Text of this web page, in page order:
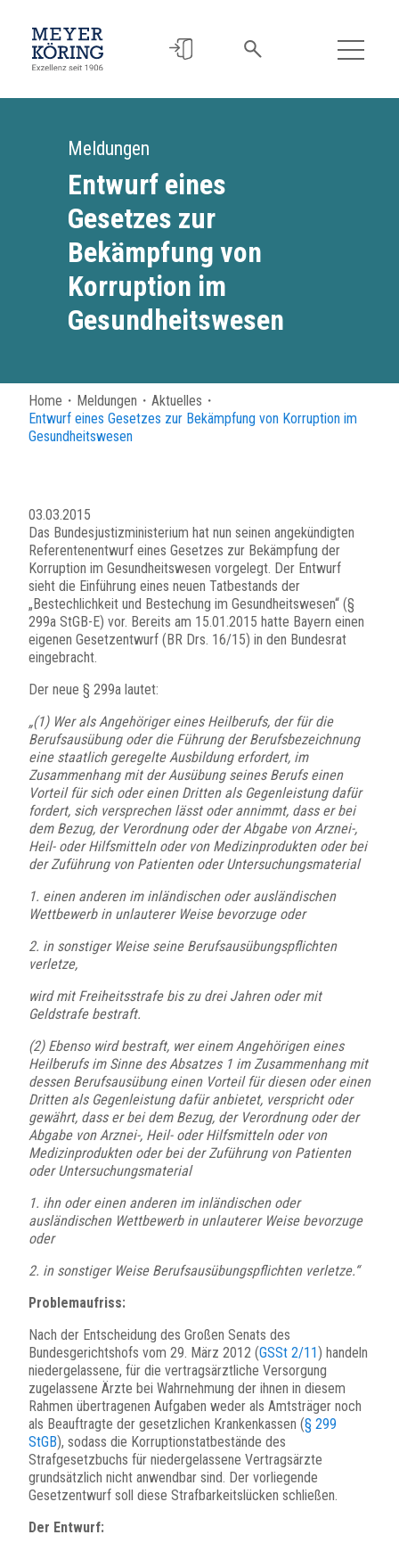
Meldungen
Entwurf eines
Gesetzes zur
Bekämpfung von
Korruption im
Gesundheitswesen
Home ・ Meldungen ・ Aktuelles ・
Entwurf eines Gesetzes zur Bekämpfung von Korruption im
Gesundheitswesen
03.03.2015
Das Bundesjustizministerium hat nun seinen angekündigten
Referentenentwurf eines Gesetzes zur Bekämpfung der
Korruption im Gesundheitswesen vorgelegt. Der Entwurf
sieht die Einführung eines neuen Tatbestands der
„Bestechlichkeit und Bestechung im Gesundheitswesen“ (§
299a StGB-E) vor. Bereits am 15.01.2015 hatte Bayern einen
eigenen Gesetzentwurf (BR Drs. 16/15) in den Bundesrat
eingebracht.
Der neue § 299a lautet:
„(1) Wer als Angehöriger eines Heilberufs, der für die
Berufsausübung oder die Führung der Berufsbezeichnung
eine staatlich geregelte Ausbildung erfordert, im
Zusammenhang mit der Ausübung seines Berufs einen
Vorteil für sich oder einen Dritten als Gegenleistung dafür
fordert, sich versprechen lässt oder annimmt, dass er bei
dem Bezug, der Verordnung oder der Abgabe von Arznei-,
Heil- oder Hilfsmitteln oder von Medizinprodukten oder bei
der Zuführung von Patienten oder Untersuchungsmaterial
1. einen anderen im inländischen oder ausländischen
Wettbewerb in unlauterer Weise bevorzuge oder
2. in sonstiger Weise seine Berufsausübungspflichten
verletze,
wird mit Freiheitsstrafe bis zu drei Jahren oder mit
Geldstrafe bestraft.
(2) Ebenso wird bestraft, wer einem Angehörigen eines
Heilberufs im Sinne des Absatzes 1 im Zusammenhang mit
dessen Berufsausübung einen Vorteil für diesen oder einen
Dritten als Gegenleistung dafür anbietet, verspricht oder
gewährt, dass er bei dem Bezug, der Verordnung oder der
Abgabe von Arznei-, Heil- oder Hilfsmitteln oder von
Medizinprodukten oder bei der Zuführung von Patienten
oder Untersuchungsmaterial
1. ihn oder einen anderen im inländischen oder
ausländischen Wettbewerb in unlauterer Weise bevorzuge
oder
2. in sonstiger Weise Berufsausübungspflichten verletze.“
Problemaufriss:
Nach der Entscheidung des Großen Senats des
Bundesgerichtshofs vom 29. März 2012 (GSSt 2/11) handeln
niedergelassene, für die vertragsärztliche Versorgung
zugelassene Ärzte bei Wahrnehmung der ihnen in diesem
Rahmen übertragenen Aufgaben weder als Amtsträger noch
als Beauftragte der gesetzlichen Krankenkassen (§ 299
StGB), sodass die Korruptionstatbestände des
Strafgesetzbuchs für niedergelassene Vertragsärzte
grundsätzlich nicht anwendbar sind. Der vorliegende
Gesetzentwurf soll diese Strafbarkeitslücken schließen.
Der Entwurf: